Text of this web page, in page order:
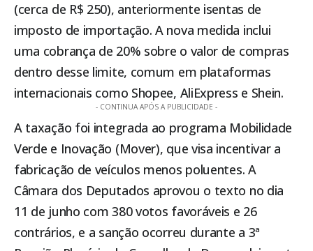
(cerca de R$ 250), anteriormente isentas de
imposto de importação. A nova medida inclui
uma cobrança de 20% sobre o valor de compras
dentro desse limite, comum em plataformas
internacionais como Shopee, AliExpress e Shein.
- CONTINUA APÓS A PUBLICIDADE -
A taxação foi integrada ao programa Mobilidade
Verde e Inovação (Mover), que visa incentivar a
fabricação de veículos menos poluentes. A
Câmara dos Deputados aprovou o texto no dia
11 de junho com 380 votos favoráveis e 26
contrários, e a sanção ocorreu durante a 3ª